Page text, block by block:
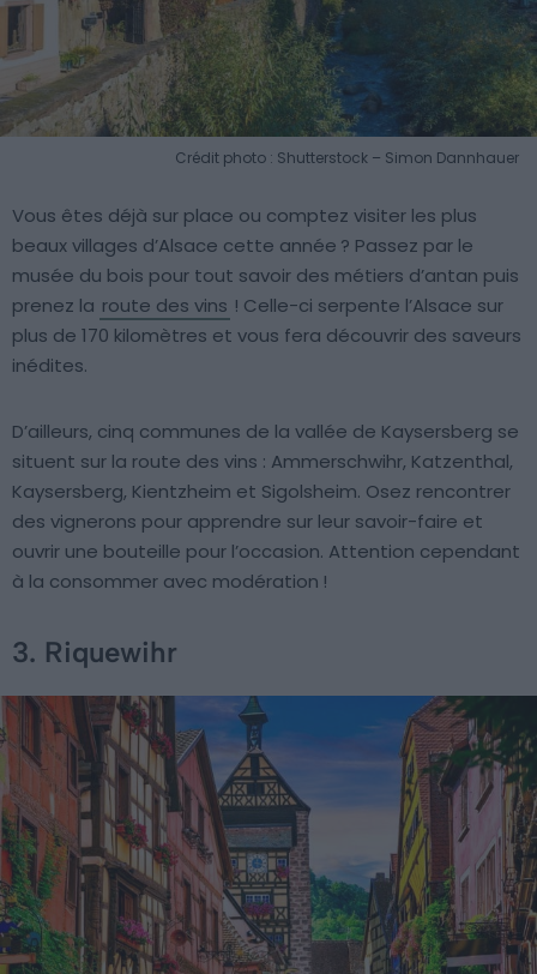
Crédit photo : Shutterstock – Simon Dannhauer
Vous êtes déjà sur place ou comptez visiter les plus
beaux villages d’Alsace cette année ? Passez par le
musée du bois pour tout savoir des métiers d’antan puis
prenez la route des vins ! Celle-ci serpente l’Alsace sur
plus de 170 kilomètres et vous fera découvrir des saveurs
inédites.
D’ailleurs, cinq communes de la vallée de Kaysersberg se
situent sur la route des vins : Ammerschwihr, Katzenthal,
Kaysersberg, Kientzheim et Sigolsheim. Osez rencontrer
des vignerons pour apprendre sur leur savoir-faire et
ouvrir une bouteille pour l’occasion. Attention cependant
à la consommer avec modération !
3. Riquewihr